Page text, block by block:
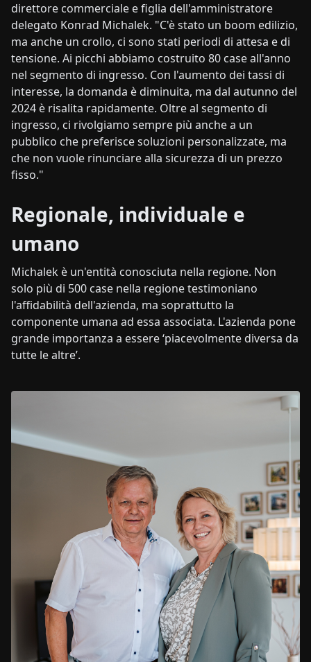
direttore commerciale e figlia dell'amministratore
delegato Konrad Michalek. "C'è stato un boom edilizio,
ma anche un crollo, ci sono stati periodi di attesa e di
tensione. Ai picchi abbiamo costruito 80 case all'anno
nel segmento di ingresso. Con l'aumento dei tassi di
interesse, la domanda è diminuita, ma dal autunno del
2024 è risalita rapidamente. Oltre al segmento di
ingresso, ci rivolgiamo sempre più anche a un
pubblico che preferisce soluzioni personalizzate, ma
che non vuole rinunciare alla sicurezza di un prezzo
fisso."
Regionale, individuale e
umano
Michalek è un'entità conosciuta nella regione. Non
solo più di 500 case nella regione testimoniano
l'affidabilità dell'azienda, ma soprattutto la
componente umana ad essa associata. L'azienda pone
grande importanza a essere ‘piacevolmente diversa da
tutte le altre’.